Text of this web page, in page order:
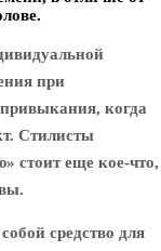
при
когда
Стилисты
стоит еще кое-что,
средство для